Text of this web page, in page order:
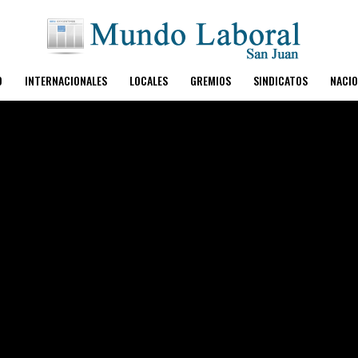
INTERNACIONALES LOCALES GREMIOS SINDICATOS